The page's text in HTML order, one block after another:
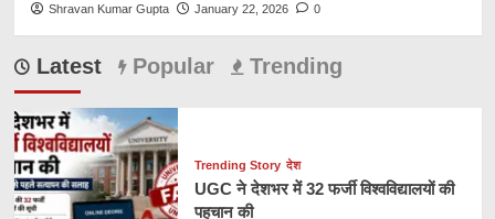
Shravan Kumar Gupta January 22, 2026 0
Latest Popular Trending
Trending Story देश
UGC ने देशभर में 32 फर्जी विश्वविद्यालयों की
पहचान की